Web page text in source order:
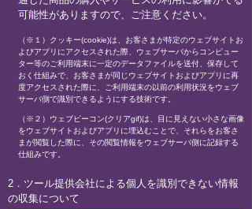
可能性がありますので、ご注意ください。
（※１）クッキー(cookie)は、お客さまが特定のウェブサイトお
よびアプリにアクセスされた際、ウェブサーバからコンピュー
ター等のご利用端末に一定のデータファイルを送付、保存して
おく仕組みで、お客さまが同じウェブサイトおよびアプリに再
度アクセスされた際に、ご利用端末の以前の利用状況をウェブ
サーバ側で識別できるようにする技術です。
（※２）ウェブビーコン(クリアgif)は、目に見えない小さな画像
をウェブサイトおよびアプリに埋込むことで、それらをお客さ
まが閲覧した際に、その閲覧情報をウェブサーバ側に記録する
仕組みです。
2．ツール提供会社による個人を識別できない情報
の収集について